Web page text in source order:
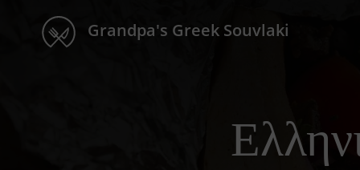
Grandpa's Greek Souvlaki